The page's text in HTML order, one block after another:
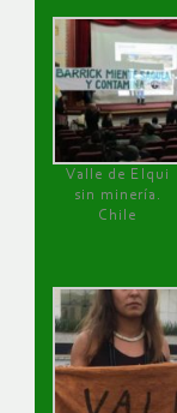
Valle de Elqui
sin minería.
Chile